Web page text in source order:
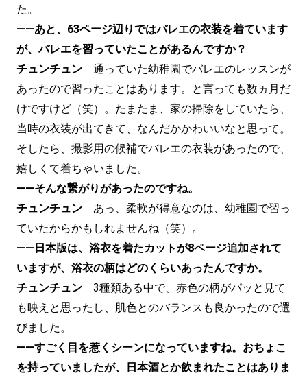
た。
——あと、63ページ辺りではバレエの衣装を着ています
が、バレエを習っていたことがあるんですか？
チュンチュン 通っていた幼稚園でバレエのレッスンが
あったので習ったことはあります。と言っても数ヵ月だ
けですけど（笑）。たまたま、家の掃除をしていたら、
当時の衣装が出てきて、なんだかかわいいなと思って。
そしたら、撮影用の候補でバレエの衣装があったので、
嬉しくて着ちゃいました。
——そんな繋がりがあったのですね。
チュンチュン あっ、柔軟が得意なのは、幼稚園で習っ
ていたからかもしれませんね（笑）。
——日本版は、浴衣を着たカットが8ページ追加されて
いますが、浴衣の柄はどのくらいあったんですか。
チュンチュン 3種類ある中で、赤色の柄がパッと見て
も映えと思ったし、肌色とのバランスも良かったので選
びました。
——すごく目を惹くシーンになっていますね。おちょこ
を持っていましたが、日本酒とか飲まれたことはありま